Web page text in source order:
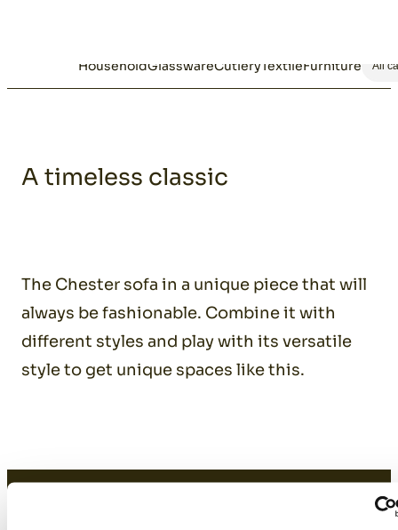
HouseholdGlasswareCutlery TextileFurniture All
A timeless classic
The Chester sofa in a unique piece that will
always be fashionable. Combine it with
different styles and play with its versatile
style to get unique spaces like this.